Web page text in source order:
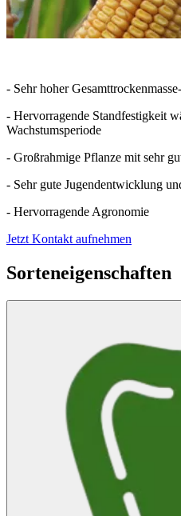
- Sehr hoher
- Hervorragende Standfestigkeit
Wachstumsperiode
- Großrahmige Pflanze mit sehr
- Sehr gute Jugendentwicklung
- Hervorragende Agronomie
Jetzt Kontakt aufnehmen
Sorteneigenschaften